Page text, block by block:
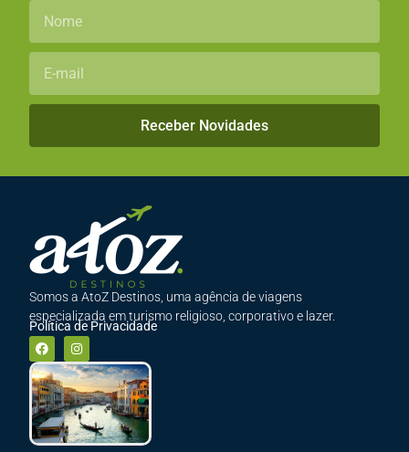
Receber Novidades
Somos a AtoZ Destinos, uma agência de viagens
especializada em turismo religioso, corporativo e lazer.
Política de Privacidade